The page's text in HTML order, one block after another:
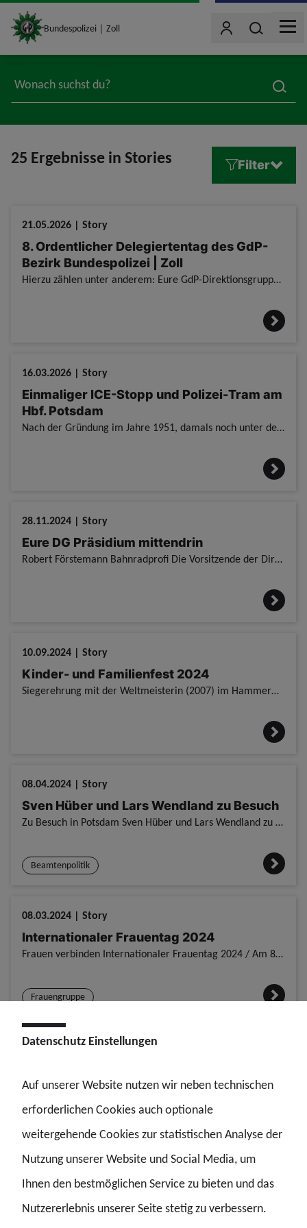
site_logo
Bundespolizei｜Zoll BenutzerWonach
MENU
25 Ergebnisse in Stories Filter
21.05.2026 | Story
8. Ordentlicher Delegiertentag des GdP-
Bezirk Bundespolizei | Zoll
Hierzu zählen unter anderem: Eure GdP-Direktionsgruppe Präsidium hat sich auf dem 8. Ordentlichen Delegiertentag vom 28. bis 30. Mai 2026 für Euch starkgemacht. 8. Ordentlicher Delegiertentag des GdP-
16.03.2026 | Story
Einmaliger ICE-Stopp und Polizei-Tram am
Hbf. Potsdam
Nach der Gründung im Jahre 1951, damals noch unter dem Namen Bundesgrenzschutz, feiert die Bundespolizei am 16. März 2026 ihr 75-jähriges Bestehen. Zum Start gab es eine eigens bedruckte Bundespolizei
28.11.2024 | Story
Eure DG Präsidium mittendrin
Robert Förstemann Bahnradprofi Die Vorsitzende der Direktionsgruppe Präsidium Natalie Jacob und der stellvertretende Vorsitzende Robert Engel sind für euch immer vorne mit dabei. Du willst hoch hina
10.09.2024 | Story
Kinder- und Familienfest 2024
Siegerehrung mit der Weltmeisterin (2007) im Hammerwerfen Betty Heidler Was wird geboten? Kinder- und Familienfest 2024 Wann? 10. September 2024 um 15 Uhr Wo? Heinrich Mann Allee 103
08.04.2024 | Story
Sven Hüber und Lars Wendland zu Besuch
Zu Besuch in Potsdam Sven Hüber und Lars Wendland zu Besuch / Potsdam. / Am 7. März besuchten uns Sven Hüber und Lars Wendland in Potsdam. / Hierbei wurden über wichtige Themen diskutiert. / Unter a
Beamtenpolitik
08.03.2024 | Story
Internationaler Frauentag 2024
Frauen verbinden Internationaler Frauentag 2024 / Am 8. März 2024 wurden die Kolleginnen beim Referat 74, Außenstelle Schwandorf, anlässlich des Weltfrauentages durch die Kreisgruppe Potsdam der GdP i
Frauengruppe
15.02.2024 | Story
Personalratswahlen
02.11.2023 | Story
Unsere gute und treue Seele Waltraud
March
Datenschutz Einstellungen
Auf unserer Website nutzen wir neben technischen
erforderlichen Cookies auch optionale
weitergehende Cookies zur statistischen Analyse der
Nutzung unserer Website und Social Media, um
Ihnen den bestmöglichen Service zu bieten und das
Nutzererlebnis unserer Seite stetig zu verbessern.